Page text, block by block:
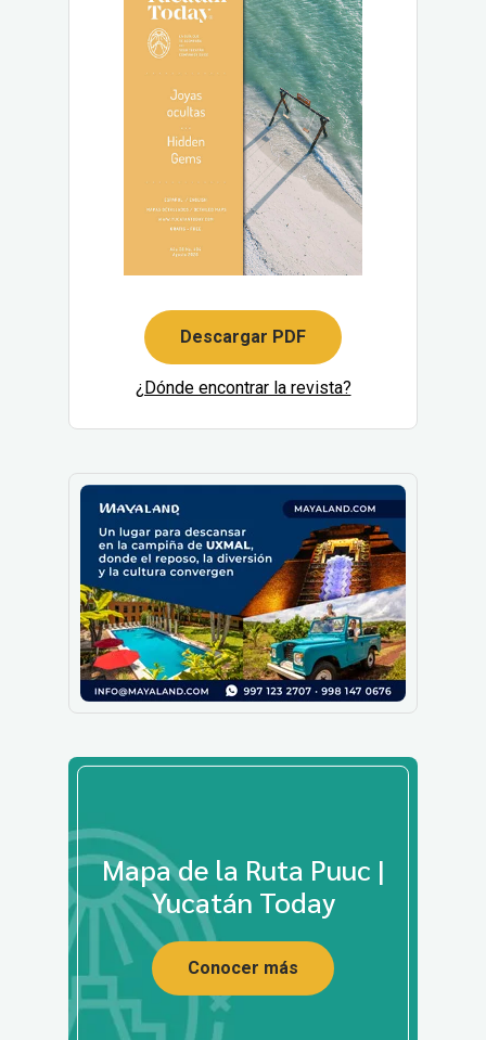
Descargar PDF
¿Dónde encontrar la revista?
Mapa de la Ruta Puuc |
Yucatán Today
Conocer más